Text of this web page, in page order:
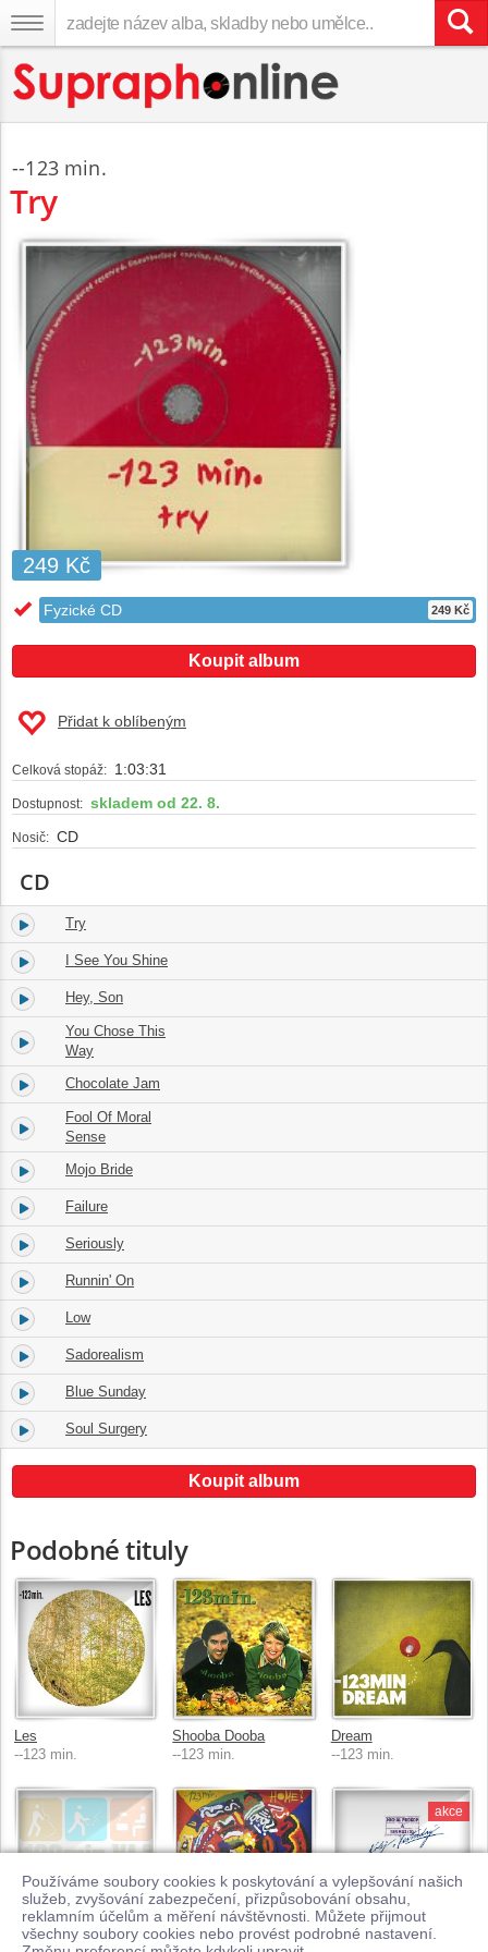
Používáme soubory cookies k poskytování a vylepšování našich
služeb, zvyšování zabezpečení, přizpůsobování obsahu,
reklamním účelům a měření návštěvnosti. Můžete přijmout
všechny soubory cookies nebo provést podrobné nastavení.
--123 min.
Try
249 Kč
Fyzické CD 249 Kč
Koupit album
Přidat k oblíbeným
Celková stopáž: 1:03:31
Dostupnost: skladem od 22. 8.
Nosič: CD
CD
1. Try
2. I See You Shine
3. Hey, Son
4.
You Chose This
Way
5. Chocolate Jam
6.
Fool Of Moral
Sense
7. Mojo Bride
8. Failure
9. Seriously
10. Runnin' On
11. Low
12. Sadorealism
13. Blue Sunday
14. Soul Surgery
Koupit album
Podobné tituly
Les
--123 min.
Shooba Dooba
--123 min.
Dream
--123 min.
XL live Home?
akce